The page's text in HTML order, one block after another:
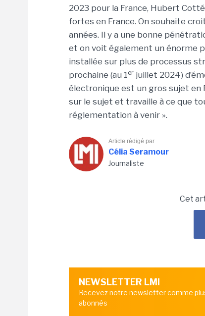
2023 pour la France, Hubert
fortes en France. On souhaite
années. Il y a une bonne
et on voit également un énorme
installée sur plus de processus
prochaine (au 1er juillet 2024)
électronique est un gros sujet en
sur le sujet et travaille à ce que
réglementation à venir ».
Article rédigé par
Célia Seramour
Journaliste
Cet
NEWSLETTER LMI
Recevez notre newsletter comme
abonnés